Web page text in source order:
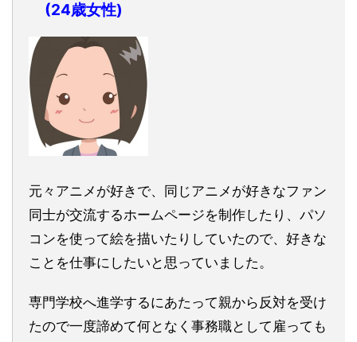
(24歳女性)
元々アニメが好きで、同じアニメが好きなファン
同士が交流するホームページを制作したり、パソ
コンを使って絵を描いたりしていたので、好きな
ことを仕事にしたいと思っていました。
専門学校へ進学するにあたって親から反対を受け
たので一度諦めて何となく事務職として雇っても